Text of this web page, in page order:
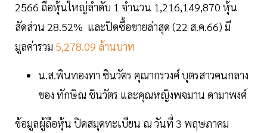
2566 ถือหุ้นใหญ่ลำดับ 1 จำนวน 1,216,149,870 หุ้น
สัดส่วน 28.52% และปิดซื้อขายล่าสุด (22 ส.ค.66) มี
มูลค่ารวม 5,278.09 ล้านบาท
น.ส.พินทองทา ชินวัตร คุณากรวงศ์ บุตรสาวคนกลาง
ของ ทักษิณ ชินวัตร และคุณหญิงพจมาน ดามาพงศ์
ข้อมูลผู้ถือหุ้น ปิดสมุดทะเบียน ณ วันที่ 3 พฤษภาคม